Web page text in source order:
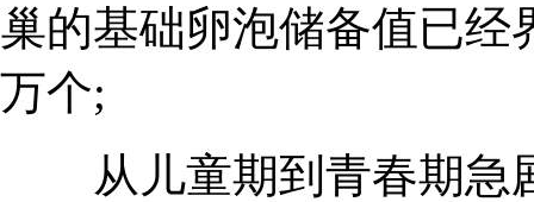
巢的基础卵泡储备值已经
万个;
从儿童期到青春期急